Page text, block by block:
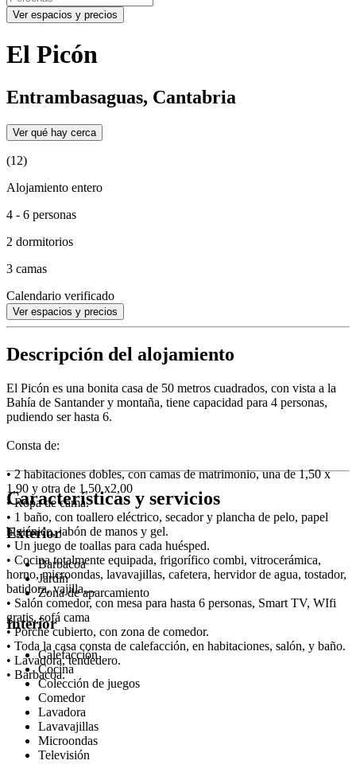
Ver espacios y precios
El Picón
Entrambasaguas, Cantabria
Ver qué hay cerca
(12)
Alojamiento entero
4 - 6 personas
2 dormitorios
3 camas
Calendario verificado
Ver espacios y precios
Descripción del alojamiento
El Picón es una bonita casa de 50 metros cuadrados, con vista a la
Bahía de Santander y montaña, tiene capacidad para 4 personas,
pudiendo ser hasta 6.
Consta de:
• 2 habitaciones dobles, con camas de matrimonio, una de 1,50 x
1,90 y otra de 1,50 x2,00
• Ropa de cama.
• 1 baño, con toallero eléctrico, secador y plancha de pelo, papel
higiénico, jabón de manos y gel.
• Un juego de toallas para cada huésped.
• Cocina totalmente equipada, frigorífico combi, vitrocerámica,
horno, microondas, lavavajillas, cafetera, hervidor de agua, tostador,
batidora, vajilla,...
• Salón comedor, con mesa para hasta 6 personas, Smart TV, WIfi
gratis, sofá cama
• Porche cubierto, con zona de comedor.
• Toda la casa consta de calefacción, en habitaciones, salón, y baño.
• Lavadora, tendedero.
• Barbacoa.
Características y servicios
Exterior
Barbacoa
Jardín
Zona de aparcamiento
Interior
Calefacción
Cocina
Colección de juegos
Comedor
Lavadora
Lavavajillas
Microondas
Televisión